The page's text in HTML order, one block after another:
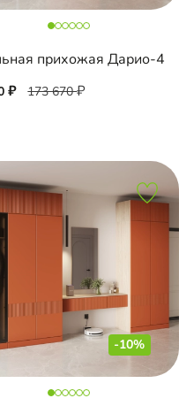
прихожая Дарио-4
173 670
-10%